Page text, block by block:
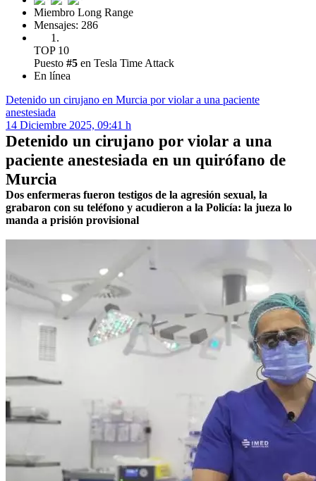
Miembro Long Range
Mensajes: 286
TOP 10
Puesto #5 en Tesla Time Attack
En línea
Detenido un cirujano en Murcia por violar a una paciente
anestesiada
14 Diciembre 2025, 09:41 h
Detenido un cirujano por violar a una
paciente anestesiada en un quirófano de
Murcia
Dos enfermeras fueron testigos de la agresión sexual, la
grabaron con su teléfono y acudieron a la Policía: la jueza lo
manda a prisión provisional